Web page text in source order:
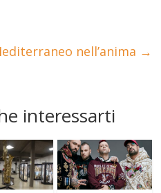
nell’anima →
interessarti